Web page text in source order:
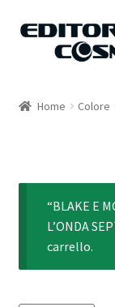
Vai
Vai
Il mio account
Home Colore
“BLAKE E
L’ONDA
carrello.